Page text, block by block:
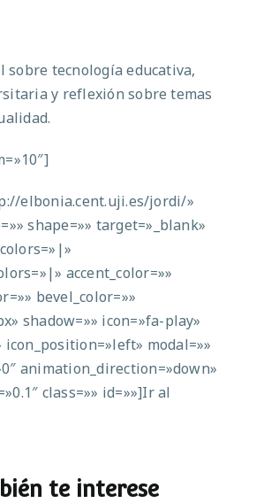
sobre tecnología educativa,
y reflexión sobre temas
elbonia.cent.uji.es/jordi/»
shape=»» target=»_blank»
accent_color=»»
bevel_color=»»
shadow=»» icon=»fa-play»
icon_position=»left» modal=»»
animation_direction=»down»
class=»» id=»»]Ir al
te interese